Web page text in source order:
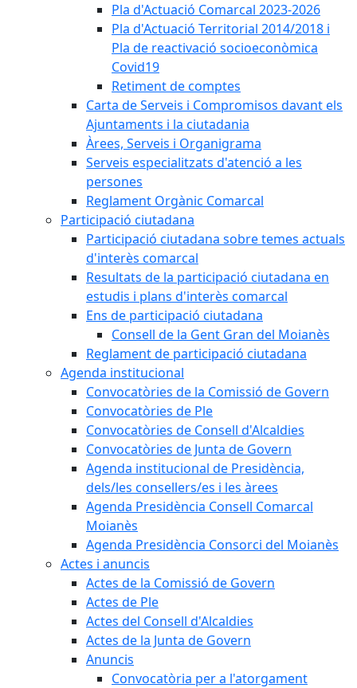
Pla d'Actuació Comarcal 2023-2026
Pla d'Actuació Territorial 2014/2018 i
Pla de reactivació socioeconòmica
Covid19
Retiment de comptes
Carta de Serveis i Compromisos davant els
Ajuntaments i la ciutadania
Àrees, Serveis i Organigrama
Serveis especialitzats d'atenció a les
persones
Reglament Orgànic Comarcal
Participació ciutadana
Participació ciutadana sobre temes actuals
d'interès comarcal
Resultats de la participació ciutadana en
estudis i plans d'interès comarcal
Ens de participació ciutadana
Consell de la Gent Gran del Moianès
Reglament de participació ciutadana
Agenda institucional
Convocatòries de la Comissió de Govern
Convocatòries de Ple
Convocatòries de Consell d'Alcaldies
Convocatòries de Junta de Govern
Agenda institucional de Presidència,
dels/les consellers/es i les àrees
Agenda Presidència Consell Comarcal
Moianès
Agenda Presidència Consorci del Moianès
Actes i anuncis
Actes de la Comissió de Govern
Actes de Ple
Actes del Consell d'Alcaldies
Actes de la Junta de Govern
Anuncis
Convocatòria per a l'atorgament